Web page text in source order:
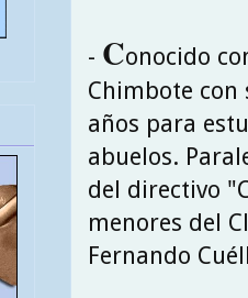
- Conocido
Chimbote con
años para
abuelos.
del directivo
menores del
Fernando